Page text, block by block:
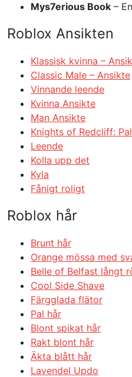
Mys7erious Book –
Roblox Ansikten
Klassisk kvinna –
Classic Male – Ansikte
Vinnande leende
Kvinna Ansikte
Man Ansikte
Knights of Redcliff:
Leende
Kolla upp det
Kyla
Fånigt roligt
Roblox hår
Brunt hår
Orange mössa med
Belle of Belfast långt
Cool Side Shave
Färgglada flätor
Pal hår
Blont spikat hår
Rakt blont hår
Äkta blått hår
Lavendel Updo